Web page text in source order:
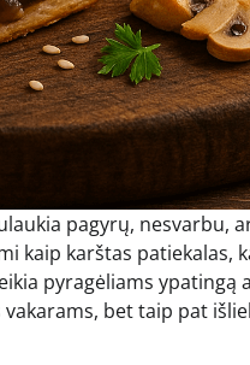
pagyrų, nesvarbu,
kaip karštas patiekalas,
pyragėliams ypatingą
bet taip pat